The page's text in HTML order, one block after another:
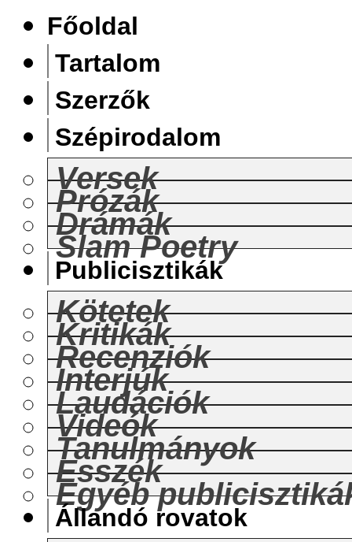
Főoldal
Tartalom
Szerzők
Szépirodalom
Versek
Prózák
Drámák
Slam Poetry
Publicisztikák
Kötetek
Kritikák
Recenziók
Interjúk
Laudációk
Videók
Tanulmányok
Esszék
Egyéb
Állandó rovatok